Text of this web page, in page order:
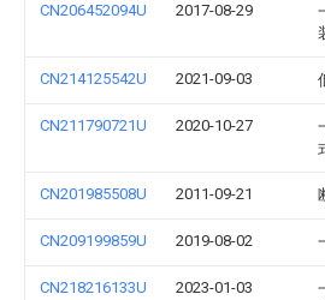
CN206452094U 2017-08-29
CN214125542U 2021-09-03
CN211790721U 2020-10-27
CN201985508U 2011-09-21
CN209199859U 2019-08-02
CN218216133U 2023-01-03